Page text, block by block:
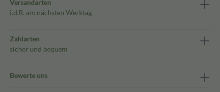
Versandarten
i.d.R. am nächsten Werktag
Zahlarten
sicher und bequem
Bewerte uns